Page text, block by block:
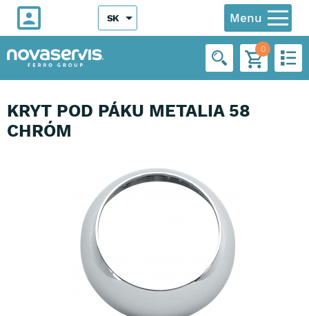
Menu
SK
0
KRYT POD PÁKU METALIA 58
CHRÓM